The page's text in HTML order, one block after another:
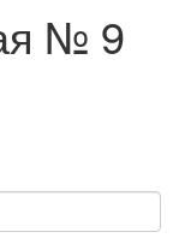
№ 9